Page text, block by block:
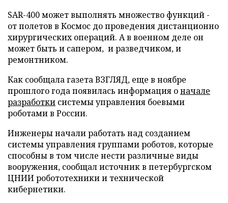
SAR-400 может выполнять множество функций -
от полетов в Космос до проведения дистанционно
хирургических операций. А в военном деле он
может быть и сапером, и разведчиком, и
ремонтником.
Как сообщала газета ВЗГЛЯД, еще в ноябре
прошлого года появилась информация оначале
разработки системы управления боевыми
роботами в России.
Инженеры начали работать над созданием
системы управления группами роботов, которые
способны в том числе нести различные виды
вооружения, сообщал источник в петербургском
ЦНИИ робототехники и технической
кибернетики.